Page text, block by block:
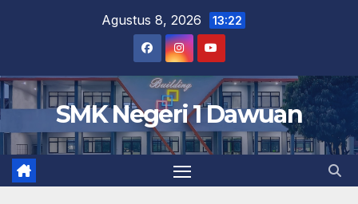
Agustus 8, 2026 13:22
SMK Negeri 1 Dawuan